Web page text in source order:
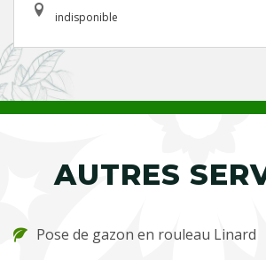
indisponible
AUTRES
Pose de gazon en rouleau Linard